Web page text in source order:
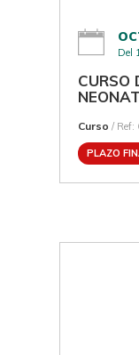
Del
CURSO
Curso / Ref:
PLAZO